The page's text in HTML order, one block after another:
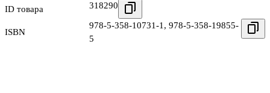
ID товара
318290
ISBN
978-5-358-10731-1, 978-5-358-19855-
5